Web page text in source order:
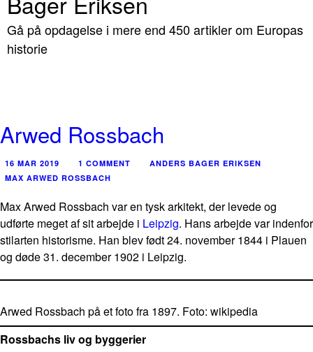
Gå på opdagelse i mere end 450 artikler om Europas
historie
Arwed Rossbach
16 MAR 2019 1 COMMENT
ANDERS BAGER ERIKSEN
MAX ARWED ROSSBACH
Max Arwed Rossbach var en tysk arkitekt, der levede og
udførte meget af sit arbejde i Leipzig. Hans arbejde var indenfor
stilarten historisme. Han blev født 24. november 1844 i Plauen
og døde 31. december 1902 i Leipzig.
Arwed Rossbach på et foto fra 1897. Foto: wikipedia
Rossbachs liv og byggerier